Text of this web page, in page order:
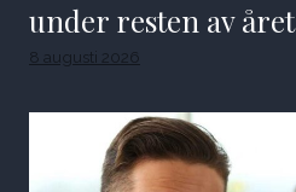
under resten av året
8 augusti 2026